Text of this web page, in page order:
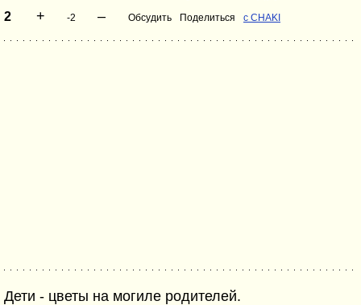
2 + -2 – Обсудить Поделиться с CHAKI
Дети - цветы на могиле родителей.